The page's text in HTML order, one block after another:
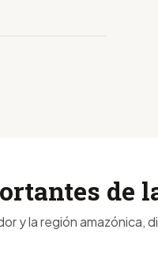
de
y la región amazónica,